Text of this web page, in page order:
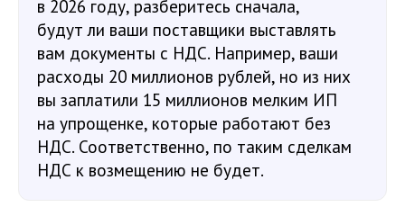
в 2026 году, разберитесь сначала,
будут ли ваши поставщики выставлять
вам документы с НДС. Например, ваши
расходы 20 миллионов рублей, но из них
вы заплатили 15 миллионов мелким ИП
на упрощенке, которые работают без
НДС. Соответственно, по таким сделкам
НДС к возмещению не будет.